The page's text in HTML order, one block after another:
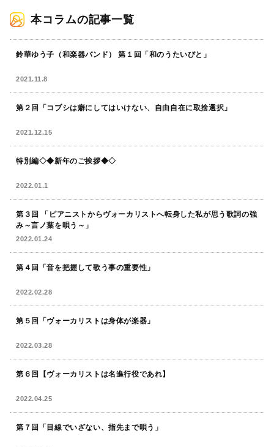
本コラムの記事一覧
鈴華ゆう子（和楽器バンド） 第１回「和のうたいびと」
2021.11.8
第２回「コブシは癖にしてはいけない、自由自在に取捨選択」
2021.12.15
特別編◇◆新年のご挨拶◆◇
2022.01.1
第３回 「ピアニストからヴォーカリストへ転身した私が思う歌詞の強
み～言ノ葉を唄う～」
2022.01.24
第４回「音を把握して歌う事の重要性」
2022.02.28
第５回「ヴォーカリストは身体が楽器」
2022.03.28
第６回【ヴォーカリストは名進行役であれ】
2022.04.25
第７回「目線でいざない、指先まで唄う」